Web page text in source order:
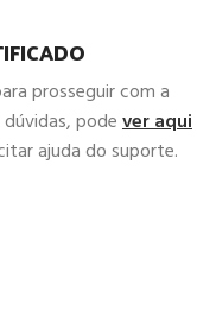
prosseguir com a
podever aqui
ajuda do suporte.